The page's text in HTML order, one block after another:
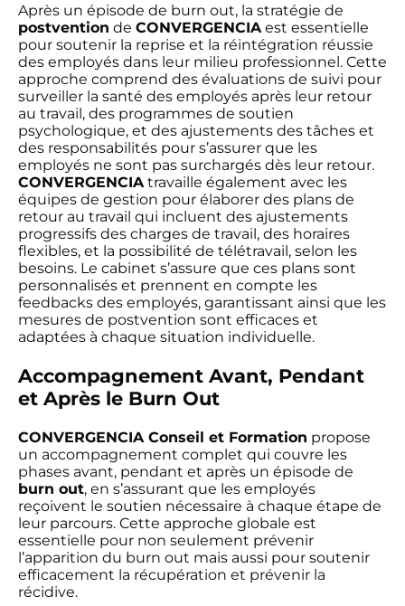
Après un épisode de burn out, la stratégie de
postvention de CONVERGENCIA est essentielle
pour soutenir la reprise et la réintégration réussie
des employés dans leur milieu professionnel. Cette
approche comprend des évaluations de suivi pour
surveiller la santé des employés après leur retour
au travail, des programmes de soutien
psychologique, et des ajustements des tâches et
des responsabilités pour s’assurer que les
employés ne sont pas surchargés dès leur retour.
CONVERGENCIA travaille également avec les
équipes de gestion pour élaborer des plans de
retour au travail qui incluent des ajustements
progressifs des charges de travail, des horaires
flexibles, et la possibilité de télétravail, selon les
besoins. Le cabinet s’assure que ces plans sont
personnalisés et prennent en compte les
feedbacks des employés, garantissant ainsi que les
mesures de postvention sont efficaces et
adaptées à chaque situation individuelle.
Accompagnement Avant, Pendant
et Après le Burn Out
CONVERGENCIA Conseil et Formation propose
un accompagnement complet qui couvre les
phases avant, pendant et après un épisode de
burn out, en s’assurant que les employés
reçoivent le soutien nécessaire à chaque étape de
leur parcours. Cette approche globale est
essentielle pour non seulement prévenir
l’apparition du burn out mais aussi pour soutenir
efficacement la récupération et prévenir la
récidive.